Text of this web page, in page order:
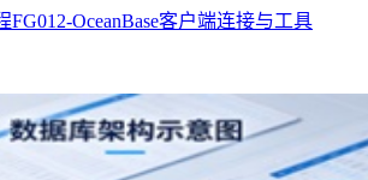
FG012-OceanBase客户端连接与工具